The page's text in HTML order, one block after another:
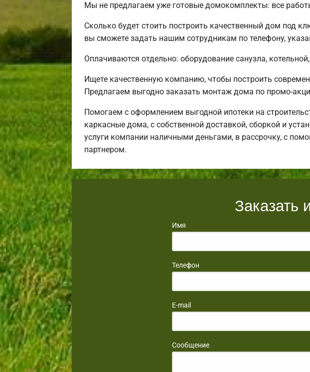
Мы не предлагаем уже готовые домокомплекты: все
Сколько будет стоить построить качественный дом под
вы сможете задать нашим сотрудникам по телефону,
Оплачиваются отдельно: оборудование санузла,
Ищете качественную компанию, чтобы построить
Предлагаем выгодно заказать монтаж дома по промо-
Помогаем с оформлением выгодной ипотеки на
каркасные дома, с собственной доставкой, сборкой и
услуги компании наличными деньгами, в рассрочку, с
партнером.
Заказать
Имя
Телефон
E-mail
Сообщение